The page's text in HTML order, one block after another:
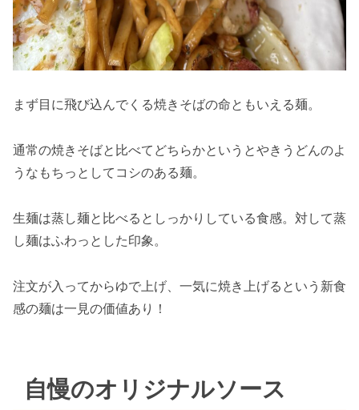
まず目に飛び込んでくる焼きそばの命ともいえる麺。
通常の焼きそばと比べてどちらかというとやきうどんのよ
うなもちっとしてコシのある麺。
生麺は蒸し麺と比べるとしっかりしている食感。対して蒸
し麺はふわっとした印象。
注文が入ってからゆで上げ、一気に焼き上げるという新食
感の麺は一見の価値あり！
自慢のオリジナルソース